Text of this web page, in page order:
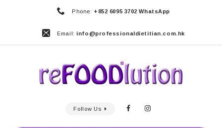
Phone: +852 6095 3702 WhatsApp
Email: info@professionaldietitian.com.hk
Follow Us